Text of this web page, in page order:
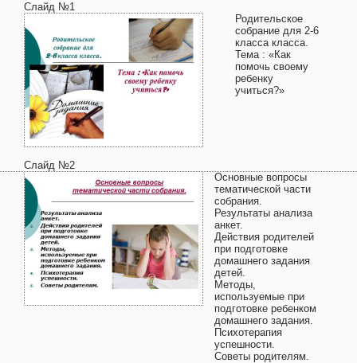
Слайд №1
Родительское
собрание для 2-6
класса класса.
Тема : «Как
помочь своему
ребенку
учиться?»
Слайд №2
Основные вопросы
тематической части
собрания.
Результаты анализа
анкет.
Действия родителей
при подготовке
домашнего задания
детей.
Методы,
используемые при
подготовке ребенком
домашнего задания.
Психотерапия
успешности.
Советы родителям.